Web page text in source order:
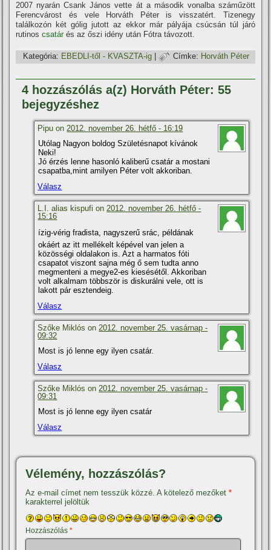
2007 nyarán Csank János vette át a második vonalba száműzött
Ferencvárost és vele Horváth Péter is visszatért. Tizenegy
találkozón két gólig jutott az ekkor már pályája csúcsán túl járó
rutinoscsatár és az őszi idény után Fótra távozott.
Kategória: EBEDLI-től - KVASZTA-ig | Címke: Horváth Péter
4 hozzászólás a(z) Horváth Péter: 55
bejegyzéshez
Pipu on2012. november 26. hétfő - 16:19
Utólag Nagyon boldog Születésnapot kí­vánok
Neki!
Jó érzés lenne hasonló kaliberű csatár a mostani
csapatba,mint amilyen Péter volt akkoriban.
Válasz
L.I. alias kispufi on2012. november 26. hétfő -
15:16
ízig-vérig fradista, nagyszerű srác, példának
okáért az itt mellékelt képével van jelen a
közösségi oldalakon is. Azt a harmatos fóti
csapatot viszont sajna még ő sem tudta anno
megmenteni a megye2-es kiesésétől. Akkoriban
volt alkalmam többször is diskurálni vele, ott is
lakott pár esztendeig.
Válasz
Szőke Miklós on2012. november 25. vasárnap -
09:32
Most is jó lenne egy ilyen csatár.
Válasz
Szőke Miklós on2012. november 25. vasárnap -
09:31
Most is jó lenne egy ilyen csatár
Válasz
Vélemény, hozzászólás?
Az e-mail címet nem tesszük közzé. A kötelező mezőket*
karakterrel jelöltük
Hozzászólás*